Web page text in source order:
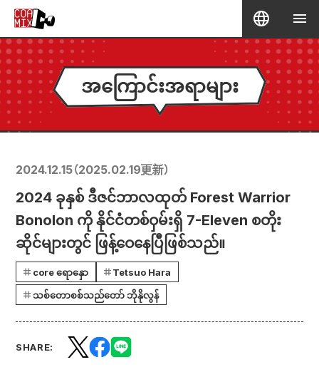
အကြောင်းအရာများ
2024.12.15（2025.02.19更新）
2024 ခုနှစ် ဒီဇင်ဘာလထုတ် Forest Warrior
Bonolon ကို နိုင်ငံတစ်ဝှမ်းရှိ 7-Eleven စတိုး
ဆိုင်များတွင် ဖြန့်ဝေနေပြီဖြစ်သည်။
core ရောနှော
Tetsuo Hara
သစ်တောစစ်သည်တော် ဘိုနိုလွန်
SHARE: